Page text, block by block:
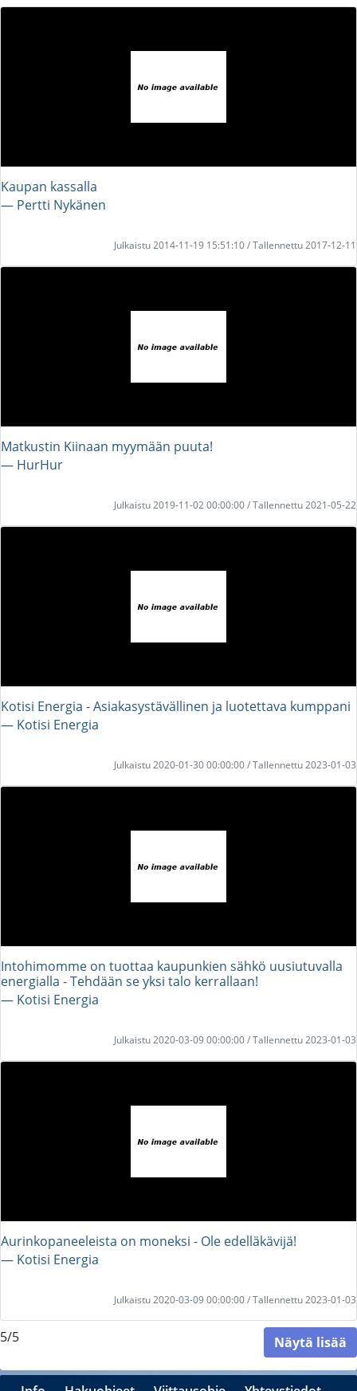
Kaupan kassalla
― Pertti Nykänen
Julkaistu 2014-11-19 15:51:10 / Tallennettu 2017-12-11
Matkustin Kiinaan myymään puuta!
― HurHur
Julkaistu 2019-11-02 00:00:00 / Tallennettu 2021-05-22
Kotisi Energia - Asiakasystävällinen ja luotettava kumppani
― Kotisi Energia
Julkaistu 2020-01-30 00:00:00 / Tallennettu 2023-01-03
Intohimomme on tuottaa kaupunkien sähkö uusiutuvalla
energialla - Tehdään se yksi talo kerrallaan!
― Kotisi Energia
Julkaistu 2020-03-09 00:00:00 / Tallennettu 2023-01-03
Aurinkopaneeleista on moneksi - Ole edelläkävijä!
― Kotisi Energia
Julkaistu 2020-03-09 00:00:00 / Tallennettu 2023-01-03
5/5 Näytä lisää